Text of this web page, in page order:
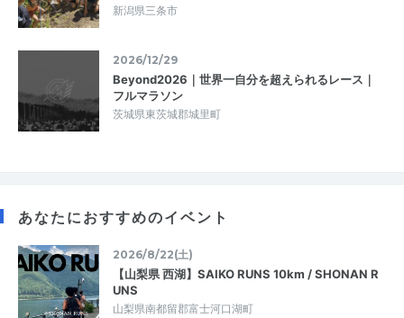
新潟県三条市
2026/12/29
Beyond2026｜世界一自分を超えられるレース｜
フルマラソン
茨城県東茨城郡城里町
あなたにおすすめのイベント
2026/8/22(土)
【山梨県 西湖】SAIKO RUNS 10km / SHONAN R
UNS
山梨県南都留郡富士河口湖町